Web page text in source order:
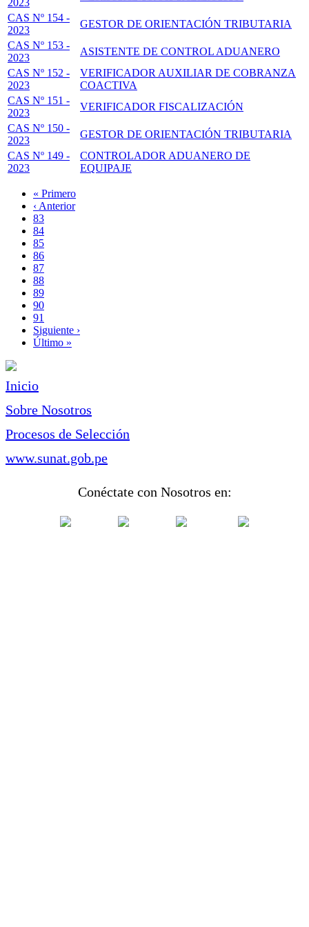
2023
CAS Nº 154 -
2023
GESTOR DE ORIENTACIÓN TRIBUTARIA
CAS Nº 153 -
2023
ASISTENTE DE CONTROL ADUANERO
CAS Nº 152 -
2023
VERIFICADOR AUXILIAR DE COBRANZA
COACTIVA
CAS Nº 151 -
2023
VERIFICADOR FISCALIZACIÓN
CAS Nº 150 -
2023
GESTOR DE ORIENTACIÓN TRIBUTARIA
CAS Nº 149 -
2023
CONTROLADOR ADUANERO DE
EQUIPAJE
Paginación
Primera
página
« Primero
Página
anterior
‹ Anterior
Page
83
Page
84
Page
85
Page
86
Página
actual
87
Page
88
Page
89
Page
90
Page
91
Siguiente
página
Siguiente ›
Última
Último »
Inicio
Sobre Nosotros
Procesos de Selección
www.sunat.gob.pe
Conéctate con Nosotros en: